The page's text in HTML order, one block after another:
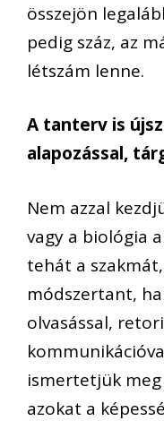
összejön
pedig száz, az
létszám lenne.
A tanterv is
alapozással,
Nem azzal
vagy a biológia
tehát a
módszertant,
olvasással,
ismertetjük
azokat a